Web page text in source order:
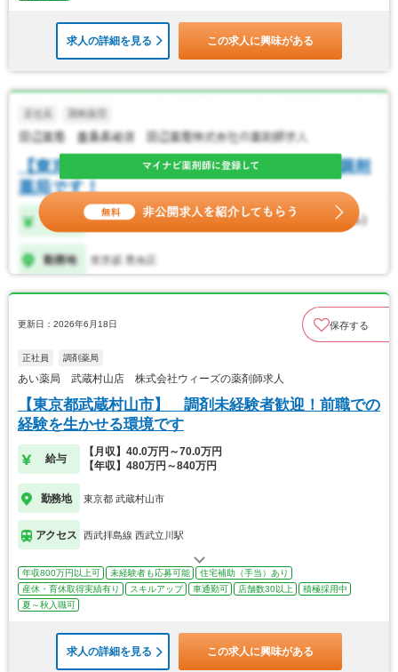
求人の詳細を見る この求人に興味がある
更新日：2026年6月18日 保存する
正社員 調剤薬局
あい薬局 武蔵村山店 株式会社ウィーズの薬剤師求人
【東京都武蔵村山市】 調剤未経験者歓迎！前職での
経験を生かせる環境です
給与
【月収】40.0万円～70.0万円
【年収】480万円～840万円
勤務地 東京都 武蔵村山市
アクセス 西武拝島線 西武立川駅
年収800万円以上可 未経験者も応募可能
住宅補助（手当）あり
産休・育休取得実績有り
スキルアップ 車通勤可 店舗数30以上
積極採用中
夏～秋入職可
求人の詳細を見る この求人に興味がある